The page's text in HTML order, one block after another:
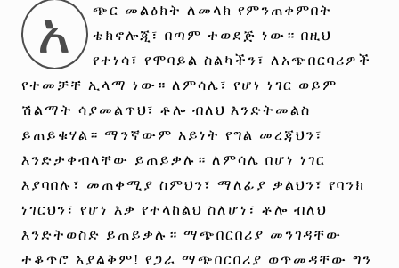
አ
ጭር መልዕክት ለመላክ የምንጠቀምበት
ቴክኖሎጂ፣ በጣም ተወደጅ ነው። በዚህ
የተነሳ፣ የሞባይል ስልካችን፣ ለአጭበርባሪዎች
የተመቻቸ ኢላማ ነው። ለምሳሌ፣ የሆነ ነገር ወይም
ሽልማት ሳያመልጥህ፣ ቶሎ ብለህ እንድትመልስ
ይጠይቁሃል። ማንኛውም አይነት የግል መረጃህን፣
እንድታቀብላቸው ይጠይቃሉ። ለምሳሌ በሆነ ነገር
እያባበሉ፣ መጠቀሚያ ስምህን፣ ማለፊያ ቃልህን፣ የባንክ
ነገርህን፣ የሆነ እቃ የተላከልህ ስለሆነ፣ ቶሎ ብለህ
እንድትወስድ ይጠይቃሉ። ማጭበርበሪያ መንገዳቸው
ተቆጥሮ አያልቅም! የጋራ ማጭበርበሪያ ወጥመዳቸው ግን